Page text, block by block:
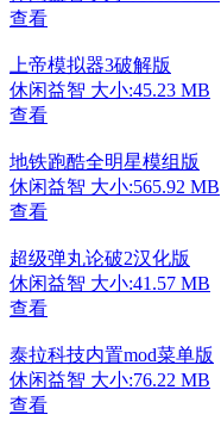
查看
上帝模拟器3破解版
休闲益智 大小:45.23 MB
查看
地铁跑酷全明星模组版
休闲益智 大小:565.92 MB
查看
超级弹丸论破2汉化版
休闲益智 大小:41.57 MB
查看
泰拉科技内置mod菜单版
休闲益智 大小:76.22 MB
查看